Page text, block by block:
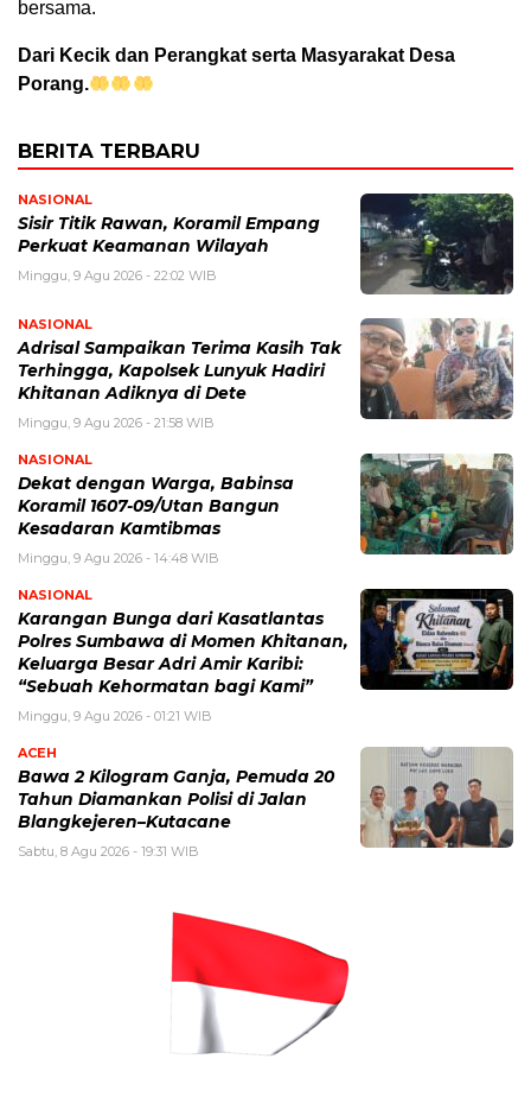
bersama.
Dari Kecik dan Perangkat serta Masyarakat Desa
Porang.
BERITA TERBARU
NASIONAL
Sisir Titik Rawan, Koramil Empang
Perkuat Keamanan Wilayah
Minggu, 9 Agu 2026 - 22:02 WIB
NASIONAL
Adrisal Sampaikan Terima Kasih Tak
Terhingga, Kapolsek Lunyuk Hadiri
Khitanan Adiknya di Dete
Minggu, 9 Agu 2026 - 21:58 WIB
NASIONAL
‎Dekat dengan Warga, Babinsa
Koramil 1607-09/Utan Bangun
Kesadaran Kamtibmas
Minggu, 9 Agu 2026 - 14:48 WIB
NASIONAL
Karangan Bunga dari Kasatlantas
Polres Sumbawa di Momen Khitanan,
Keluarga Besar Adri Amir Karibi:
“Sebuah Kehormatan bagi Kami”
Minggu, 9 Agu 2026 - 01:21 WIB
ACEH
Bawa 2 Kilogram Ganja, Pemuda 20
Tahun Diamankan Polisi di Jalan
Blangkejeren–Kutacane
Sabtu, 8 Agu 2026 - 19:31 WIB